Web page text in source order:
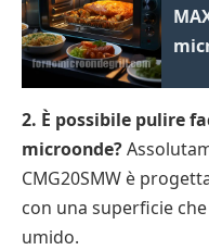
2. È possibile pulire
microonde?
CMG20SMW è
con una superficie
umido.